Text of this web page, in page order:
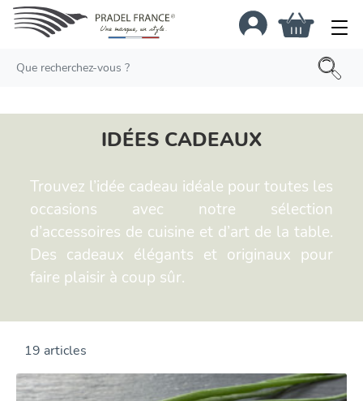
IDÉES CADEAUX
Trouvez l’idée cadeau idéale pour toutes les
occasions avec notre sélection
d’accessoires de cuisine et d’art de la table.
Des cadeaux élégants et originaux pour
faire plaisir à coup sûr.
19 articles
×